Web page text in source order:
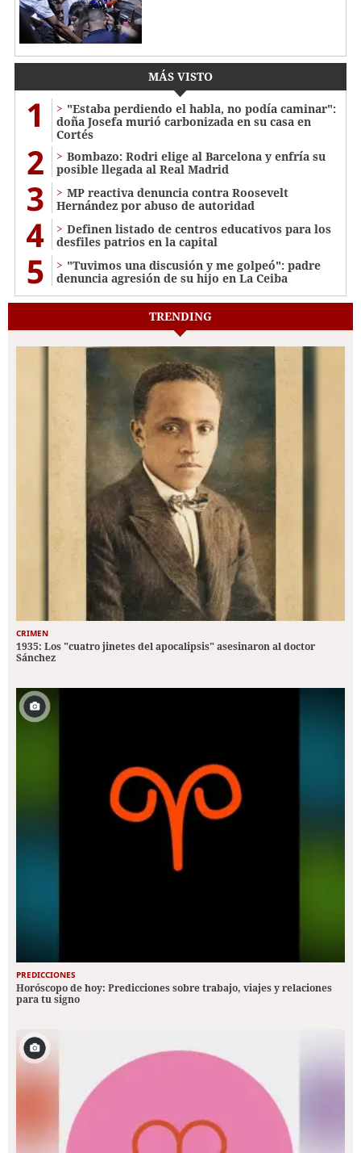
MÁS VISTO
1
"Estaba perdiendo el habla, no podía caminar":
doña Josefa murió carbonizada en su casa en
Cortés
2
Bombazo: Rodri elige al Barcelona y enfría su
posible llegada al Real Madrid
3
MP reactiva denuncia contra Roosevelt
Hernández por abuso de autoridad
4
Definen listado de centros educativos para los
desfiles patrios en la capital
5
"Tuvimos una discusión y me golpeó": padre
denuncia agresión de su hijo en La Ceiba
TRENDING
CRIMEN
1935: Los "cuatro jinetes del apocalipsis" asesinaron al doctor
Sánchez
PREDICCIONES
Horóscopo de hoy: Predicciones sobre trabajo, viajes y relaciones
para tu signo